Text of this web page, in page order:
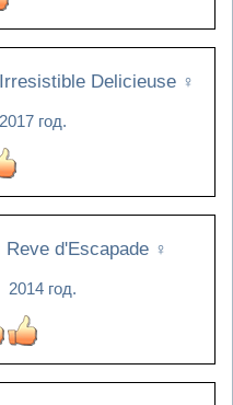
Delicieuse ♀
2017 год.
Reve d'Escapade ♀
2014 год.